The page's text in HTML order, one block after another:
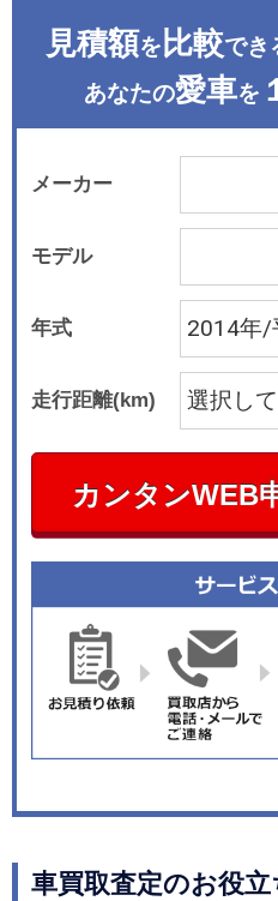
見積額を 比較でき
あなたの愛車を
メーカー
モデル
年式
走行距離(km)
カンタンWEB
車買取査定のお役立